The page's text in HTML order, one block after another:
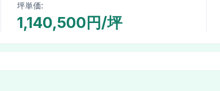
坪単価:
1,140,500円/坪